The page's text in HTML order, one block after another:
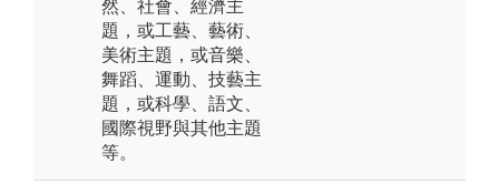
然、社會、經濟主
題，或工藝、藝術、
美術主題，或音樂、
舞蹈、運動、技藝主
題，或科學、語文、
國際視野與其他主題
等。